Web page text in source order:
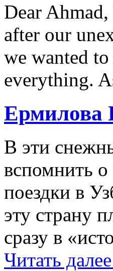
Dear
after our
we wanted
everything.
Ермилова
В эти
вспомнить
поездки в
эту страну
сразу в
Читать далее